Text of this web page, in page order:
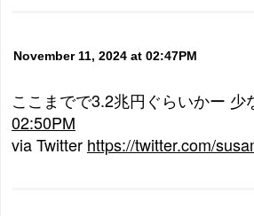
November 11, 2024 at 02:47PM
ここまでで3.2兆円ぐらいかー 少
02:50PM
via Twitter https://twitter.com/